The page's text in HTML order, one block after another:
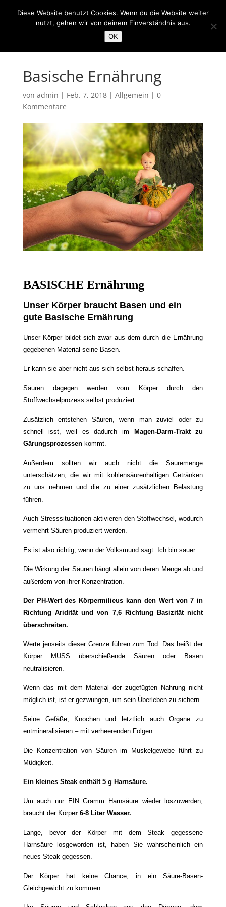
Basische Ernährung
von admin | Feb. 7, 2018| Allgemein | 0
Kommentare
BASISCHE Ernährung
Unser Körper braucht Basen und ein
gute Basische Ernährung
Unser Körper bildet sich zwar aus dem durch die Ernährung
gegebenen Material seine Basen.
Er kann sie aber nicht aus sich selbst heraus schaffen.
Säuren dagegen werden vom Körper durch den
Stoffwechselprozess selbst produziert.
Zusätzlich entstehen Säuren, wenn man zuviel oder zu
schnell isst, weil es dadurch im
Magen-Darm-Trakt zu
Gärungsprozessenkommt.
Außerdem sollten wir auch nicht die Säuremenge
unterschätzen, die wir mit kohlensäurenhaltigen Getränken
zu uns nehmen und die zu einer zusätzlichen Belastung
führen.
Auch Stresssituationen aktivieren den Stoffwechsel, wodurch
vermehrt Säuren produziert werden.
Es ist also richtig, wenn der Volksmund sagt: Ich bin sauer.
Die Wirkung der Säuren hängt allein von deren Menge ab und
außerdem von ihrer Konzentration.
Der PH-Wert des Körpermilieus kann den Wert von 7 in
Richtung Aridität und von 7,6 Richtung Basizität nicht
überschreiten.
Werte jenseits dieser Grenze führen zum Tod. Das heißt der
Körper MUSS überschießende Säuren oder Basen
neutralisieren.
Wenn das mit dem Material der zugefügten Nahrung nicht
möglich ist, ist er gezwungen, um sein Überleben zu sichern.
Seine Gefäße, Knochen und letztlich auch Organe zu
entmineralisieren – mit verheerenden Folgen.
Die Konzentration von Säuren im Muskelgewebe führt zu
Müdigkeit.
Ein kleines Steak enthält 5 g Harnsäure.
Um auch nur EIN Gramm Harnsäure wieder loszuwerden,
braucht der Körper 6-8 Liter Wasser.
Lange, bevor der Körper mit dem Steak gegessene
Harnsäure losgeworden ist, haben Sie wahrscheinlich ein
neues Steak gegessen.
Der Körper hat keine Chance, in ein Säure-Basen-
Gleichgewicht zu kommen.
Diese Website benutzt Cookies. Wenn du die Website weiter
nutzt, gehen wir von deinem Einverständnis aus.
OK